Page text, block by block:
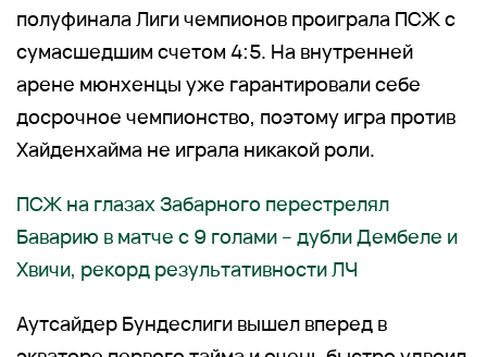
полуфинала Лиги чемпионов проиграла ПСЖ с
сумасшедшим счетом 4:5. На внутренней
арене мюнхенцы уже гарантировали себе
досрочное чемпионство, поэтому игра против
Хайденхайма не играла никакой роли.
ПСЖ на глазах Забарного перестрелял
Баварию в матче с 9 голами – дубли Дембеле и
Хвичи, рекорд результативности ЛЧ
Аутсайдер Бундеслиги вышел вперед в